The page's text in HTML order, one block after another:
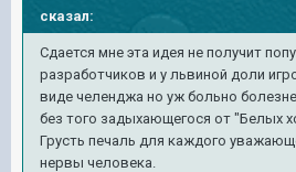
сказал:
Сдается мне эта идея не получит
разработчиков и у львиной доли
виде челенджа но уж больно
без того задыхающегося от "Белых
Грусть печаль для каждого
нервы человека.